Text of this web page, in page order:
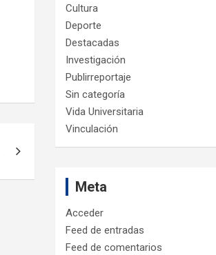
Cultura
Deporte
Destacadas
Investigación
Publirreportaje
Sin categoría
Vida Universitaria
Vinculación
Meta
Acceder
Feed de entradas
Feed de comentarios